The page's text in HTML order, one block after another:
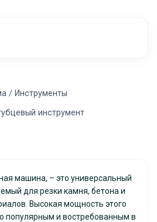
/ Инструменты
инструмент
для резки камня, бетона и
Высокая мощность этого
популярным и востребованным в